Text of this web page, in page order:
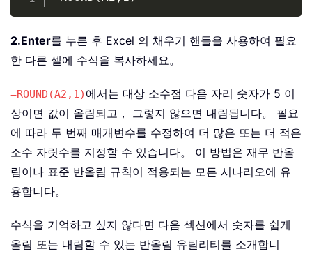
2.Enter를 누른 후 Excel 의 채우기 핸들을 사용하여 필요
한 다른 셀에 수식을 복사하세요。
=ROUND(A2,1) 에서는 대상 소수점 다음 자리 숫자가 5 이
상이면 값이 올림되고， 그렇지 않으면 내림됩니다。 필요
에 따라 두 번째 매개변수를 수정하여 더 많은 또는 더 적은
소수 자릿수를 지정할 수 있습니다。 이 방법은 재무 반올
림이나 표준 반올림 규칙이 적용되는 모든 시나리오에 유
용합니다。
수식을 기억하고 싶지 않다면 다음 섹션에서 숫자를 쉽게
올림 또는 내림할 수 있는 반올림 유틸리티를 소개합니